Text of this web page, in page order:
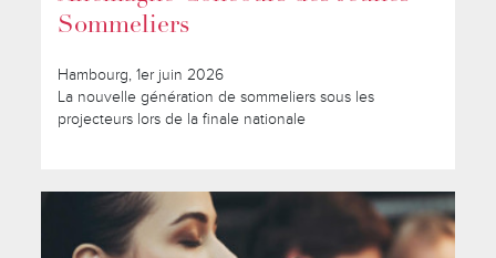
Sommeliers
Hambourg, 1er juin 2026
La nouvelle génération de sommeliers sous les
projecteurs lors de la finale nationale